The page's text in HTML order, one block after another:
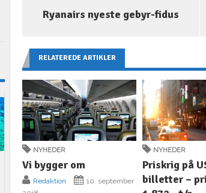
Ryanairs nyeste gebyr-fidus
RELATEREDE ARTIKLER
NYHEDER
Vi bygger om
Redaktion
10. september
NYHEDER
Priskrig på
billetter –